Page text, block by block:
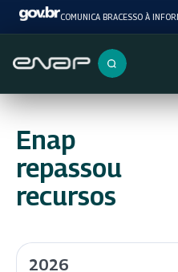
COMUNICA BRACESSO À
Buscar no
Enap
repassou
recursos
2026